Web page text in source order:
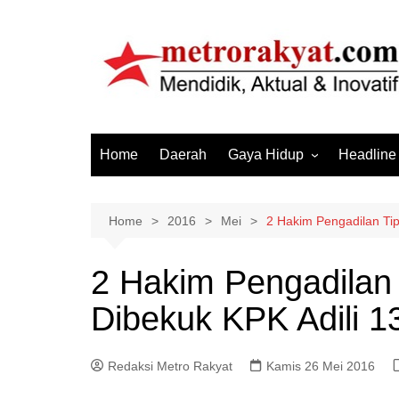
Home Daerah Gaya Hidup
Hiburan
Olahraga
Otomotif
Headline
Home 2016 Mei 2 Hakim Pengadilan
2 Hakim
Dibekuk KPK Adili
Redaksi Metro Rakyat Kamis 26 Mei 2016